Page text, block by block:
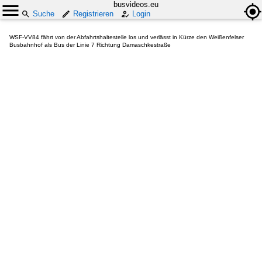
busvideos.eu
Suche
Registrieren Login
WSF-VV84 fährt von der Abfahrtshaltestelle los und verlässt in Kürze den Weißenfelser
Busbahnhof als Bus der Linie 7 Richtung Damaschkestraße